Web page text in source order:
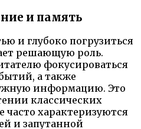
и память
и глубоко погрузиться
решающую роль.
фокусироваться
а также
информацию. Это
классических
характеризуются
и запутанной